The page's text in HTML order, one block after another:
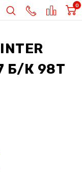
0
Б/К 98T